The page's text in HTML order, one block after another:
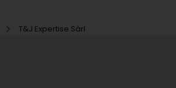
T&J Expertise Sàrl